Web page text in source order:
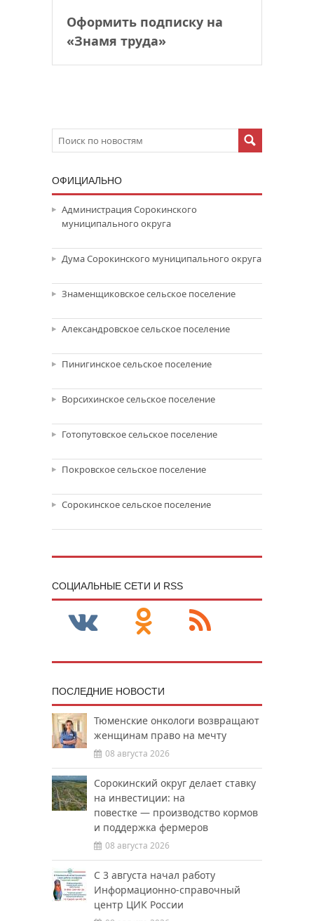
Оформить подписку на
«Знамя труда»
ОФИЦИАЛЬНО
Администрация Сорокинского
муниципального округа
Дума Сорокинского муниципального округа
Знаменщиковское сельское поселение
Александровское сельское поселение
Пинигинское сельское поселение
Ворсихинское сельское поселение
Готопутовское сельское поселение
Покровское сельское поселение
Сорокинское сельское поселение
CОЦИАЛЬНЫЕ СЕТИ И RSS
ПОСЛЕДНИЕ НОВОСТИ
Тюменские онкологи возвращают
женщинам право на мечту
08 августа 2026
Сорокинский округ делает ставку
на инвестиции: на
повестке — производство кормов
и поддержка фермеров
08 августа 2026
С 3 августа начал работу
Информационно-справочный
центр ЦИК России